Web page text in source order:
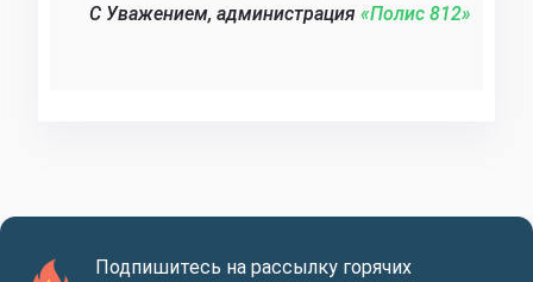
C Уважением, администрация «Полис 812»‎
Подпишитесь на рассылку горячих